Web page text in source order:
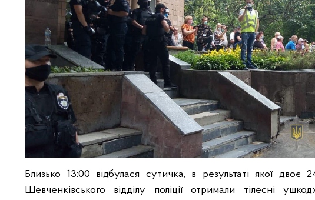
Близько 13:00 відбулася сутичка, в результаті якої двоє
Шевченківського відділу поліції отримали тілесні